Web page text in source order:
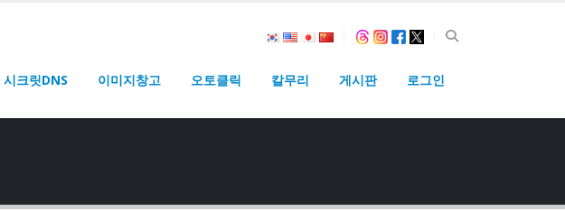
시크릿DNS 이미지창고 오토클릭 칼무리 게시판 로그인